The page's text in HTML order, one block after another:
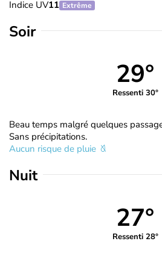
Indice UV11 Extrême
Soir
29°
Ressenti 30°
Beau temps malgré quelques
Sans précipitations.
Aucun risque de pluie
Nuit
27°
Ressenti 28°